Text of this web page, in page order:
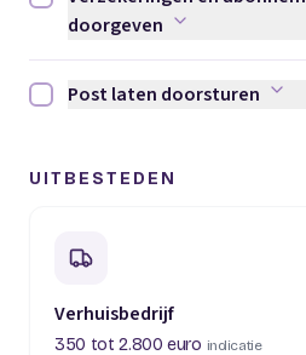
Verzekeringen en
doorgeven
Post laten doorsturen afvinken
Post laten doorsturen
UITBESTEDEN
Verhuisbedrijf
350 tot 2.800 euro indicatie